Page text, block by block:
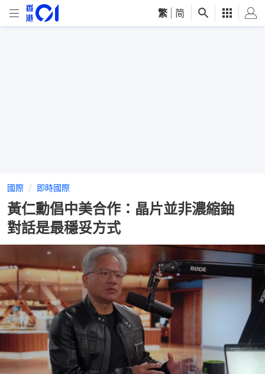
繁 简
國際 即時國際
黃仁勳倡中美合作：晶片並非濃縮鈾
對話是最穩妥方式